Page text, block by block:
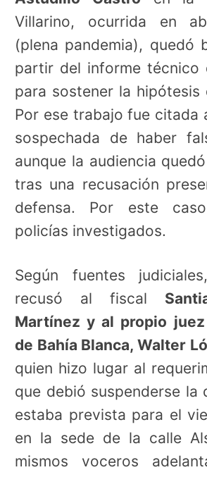
Villarino, ocurrida en
(plena pandemia), quedó
partir del informe técnico
para sostener la hipótesis
Por ese trabajo fue citada
sospechada de haber
aunque la audiencia
tras una recusación
defensa. Por este
policías investigados.
Según fuentes
recusó al fiscal
Martínez y al propio juez
de Bahía Blanca, Walter
quien hizo lugar al
que debió suspenderse la
estaba prevista para el
en la sede de la calle
mismos voceros